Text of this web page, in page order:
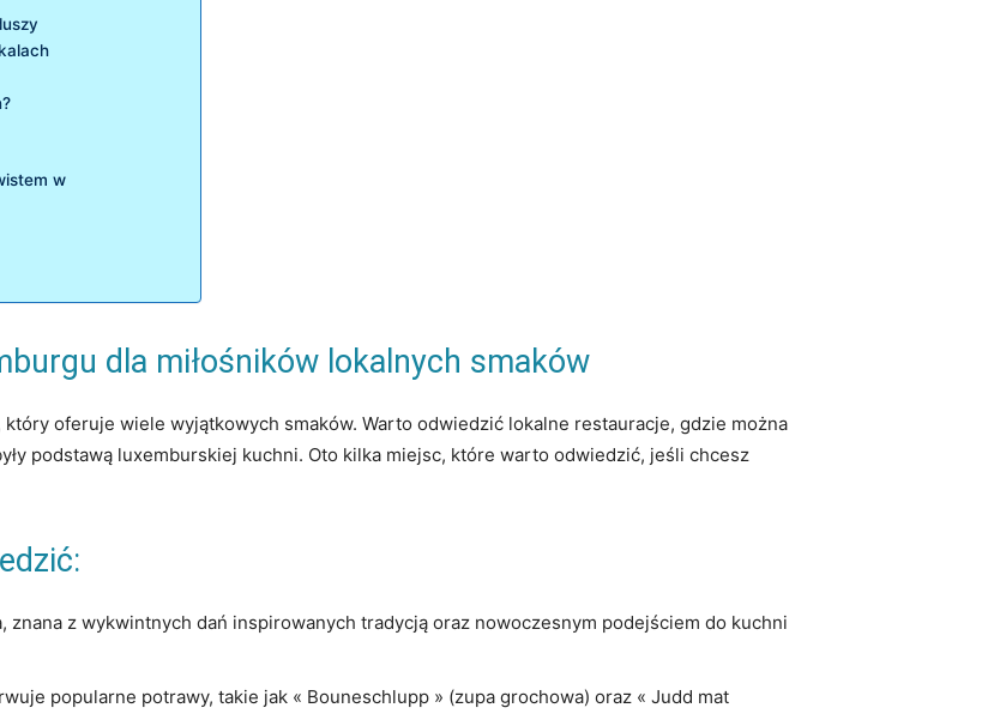
w​
dla miłośników‍ lokalnych‌ smaków
oferuje wiele⁤ wyjątkowych smaków. Warto odwiedzić lokalne ​restauracje, gdzie można
podstawą luxemburskiej‌ kuchni. Oto kilka miejsc, które warto ⁤odwiedzić,⁢ jeśli chcesz
znana z wykwintnych dań inspirowanych tradycją oraz nowoczesnym podejściem do ⁤kuchni⁢
⁣popularne‍ potrawy, takie‌ jak « Bouneschlupp » (zupa grochowa) oraz⁣ « Judd⁢ mat